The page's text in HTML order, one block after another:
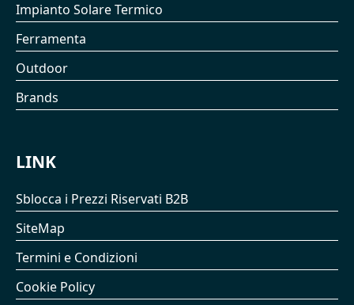
Impianto Solare Termico
Ferramenta
Outdoor
Brands
LINK
Sblocca i Prezzi Riservati B2B
SiteMap
Termini e Condizioni
Cookie Policy